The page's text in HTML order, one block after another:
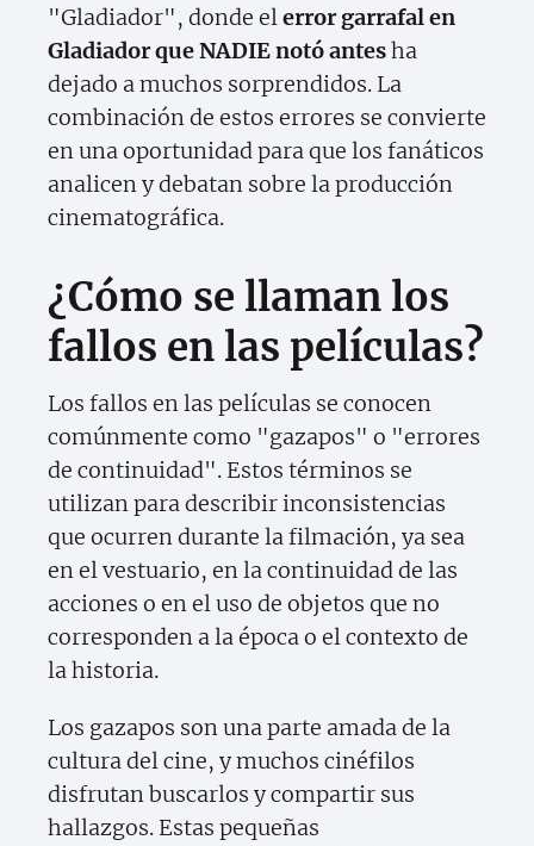
"Gladiador", donde elerror garrafal en
Gladiador que NADIE notó antesha
dejado a muchos sorprendidos. La
combinación de estos errores se convierte
en una oportunidad para que los fanáticos
analicen y debatan sobre la producción
cinematográfica.
¿Cómo se llaman los
fallos en las películas?
Los fallos en las películas se conocen
comúnmente como "gazapos" o "errores
de continuidad". Estos términos se
utilizan para describir inconsistencias
que ocurren durante la filmación, ya sea
en el vestuario, en la continuidad de las
acciones o en el uso de objetos que no
corresponden a la época o el contexto de
la historia.
Los gazapos son una parte amada de la
cultura del cine, y muchos cinéfilos
disfrutan buscarlos y compartir sus
hallazgos. Estas pequeñas